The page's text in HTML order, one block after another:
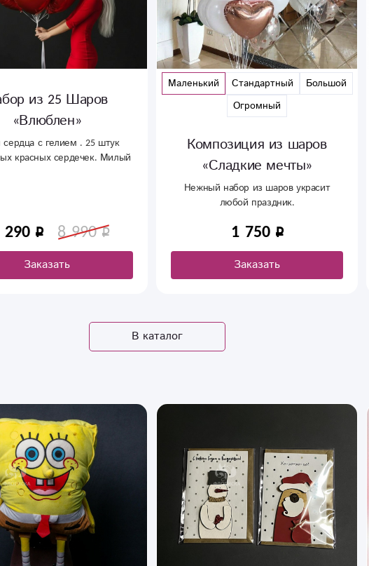
Большой
Огромный
Композиция из шаров
«Сладкие мечты»
1 750
Воздушный шар
Фольгированный шар размер
доступны разные расцветки.
В каталог